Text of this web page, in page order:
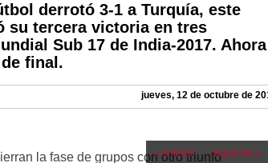
derrotó 3-1 a Turquía, este
su tercera victoria en tres
Sub 17 de India-2017. Ahora
final.
jueves, 12 de octubre de
« Anterior Siguiente »
la fase de grupos con otro triunfo